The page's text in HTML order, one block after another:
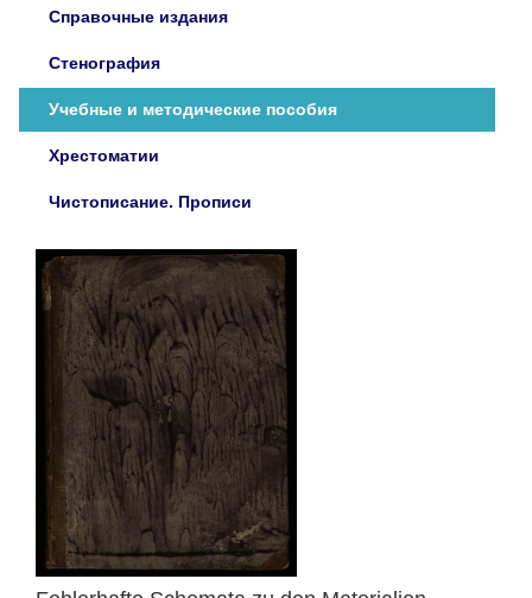
Справочные издания
Стенография
Учебные и методические пособия
Хрестоматии
Чистописание. Прописи